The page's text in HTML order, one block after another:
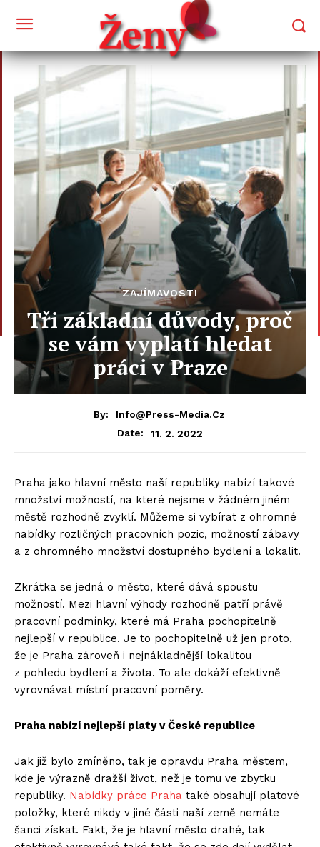
ZAJÍMAVOSTI
Tři základní důvody, proč
se vám vyplatí hledat
práci v Praze
By:
Info@press-Media.cz
Date:
11. 2. 2022
Praha jako hlavní město naší republiky nabízí takové
množství možností, na které nejsme v žádném jiném
městě rozhodně zvyklí. Můžeme si vybírat z ohromné
nabídky rozličných pracovních pozic, možností zábavy
a z ohromného množství dostupného bydlení a lokalit.
Zkrátka se jedná o město, které dává spoustu
možností. Mezi hlavní výhody rozhodně patří právě
pracovní podmínky, které má Praha pochopitelně
nejlepší v republice. Je to pochopitelně už jen proto,
že je Praha zároveň i nejnákladnější lokalitou
z pohledu bydlení a života. To ale dokáží efektivně
vyrovnávat místní pracovní poměry.
Praha nabízí nejlepší platy v České republice
Jak již bylo zmíněno, tak je opravdu Praha městem,
kde je výrazně dražší život, než je tomu ve zbytku
republiky. Nabídky práce Praha také obsahují platové
položky, které nikdy v jiné části naší země nemáte
šanci získat. Fakt, že je hlavní město drahé, tak